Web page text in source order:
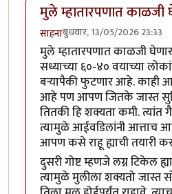
मुले म्हातारपणात काळजी
साहनाबुधवार, 13/05/2026 23:33
मुले म्हातारपणात काळजी
सध्याच्या ६०-४० वयाच्या
बऱ्यापैकी फुटणार आहे. काही
आहे पण आपण जितके जास्त
तितकी हि शक्यता कमी. त्यांत
त्यामुळे आईवडिलांनी आत्ताच
आपण कसे राहू ह्याची तयारी
दुसरी गोष्ट म्हणजे लग्न टिकेल
त्यामुळे मुलीला शक्यतो जास्त